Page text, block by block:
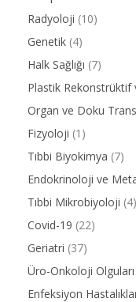
Radyoloji (10)
Genetik (4)
Halk Sağlığı (7)
Plastik Rekonstrüktif
Organ ve Doku
Fizyoloji (1)
Tıbbi Biyokimya (7)
Endokrinoloji ve
Tıbbi Mikrobiyoloji (4)
Covid-19 (22)
Geriatri (37)
Üro-Onkoloji Olguları
Enfeksiyon